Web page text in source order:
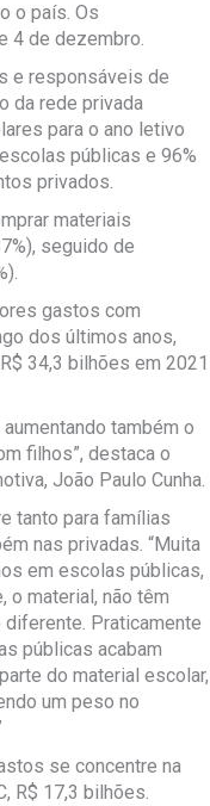
o país. Os
4 de dezembro.
e responsáveis de
da rede privada
para o ano letivo
públicas e 96%
privados.
materiais
seguido de
gastos com
dos últimos anos,
34,3 bilhões em 2021
também o
filhos”, destaca o
João Paulo Cunha.
tanto para famílias
nas privadas. “Muita
em escolas públicas,
o material, não têm
Praticamente
públicas acabam
do material escolar,
um peso no
se concentre na
R$ 17,3 bilhões.